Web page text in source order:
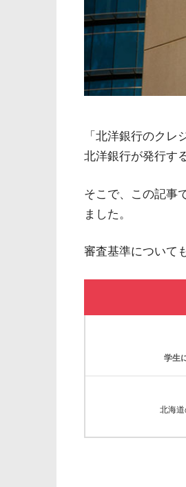
「北洋銀行のクレ
北洋銀行が発行す
そこで、この記事
ました。
審査基準について
学生
北海